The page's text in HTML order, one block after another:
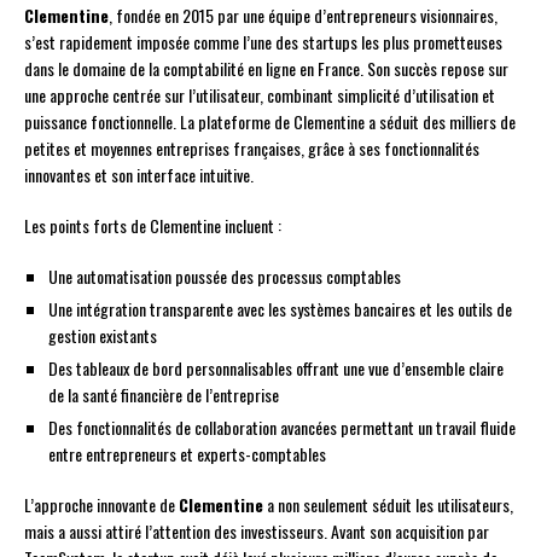
Clementine , fondée en 2015 par une équipe d’entrepreneurs visionnaires,
s’est rapidement imposée comme l’une des startups les plus prometteuses
dans le domaine de la comptabilité en ligne en France. Son succès repose sur
une approche centrée sur l’utilisateur, combinant simplicité d’utilisation et
puissance fonctionnelle. La plateforme de Clementine a séduit des milliers de
petites et moyennes entreprises françaises, grâce à ses fonctionnalités
innovantes et son interface intuitive.
Les points forts de Clementine incluent :
Une automatisation poussée des processus comptables
Une intégration transparente avec les systèmes bancaires et les outils de
gestion existants
Des tableaux de bord personnalisables offrant une vue d’ensemble claire
de la santé financière de l’entreprise
Des fonctionnalités de collaboration avancées permettant un travail fluide
entre entrepreneurs et experts-comptables
L’approche innovante deClementinea non seulement séduit les utilisateurs,
mais a aussi attiré l’attention des investisseurs. Avant son acquisition par